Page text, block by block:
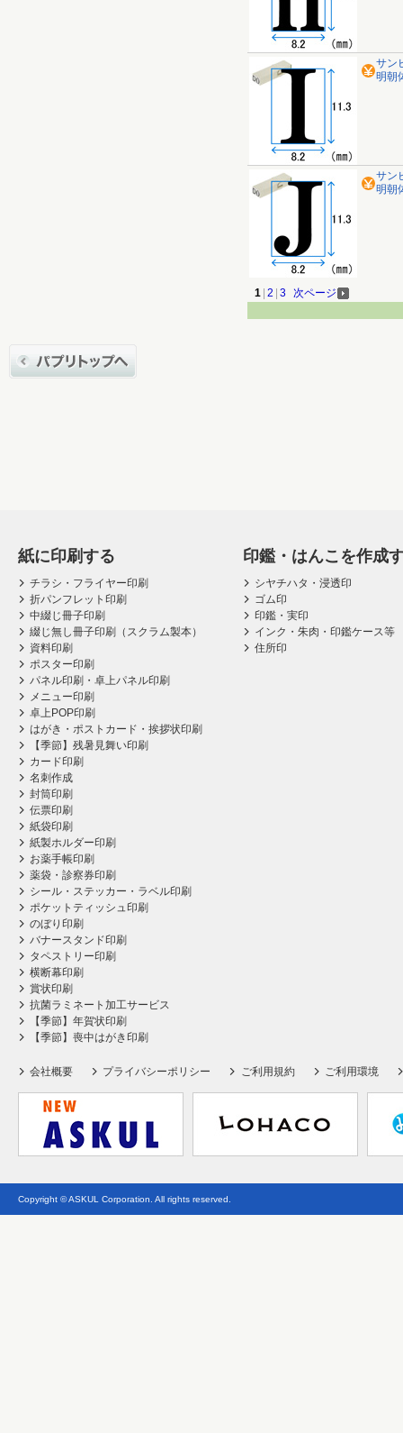
サン
明朝
サン
明朝
1 2 3 次ページ
紙に印刷する
チラシ・フライヤー印刷
折パンフレット印刷
中綴じ冊子印刷
綴じ無し冊子印刷（スクラム製本）
資料印刷
ポスター印刷
パネル印刷・卓上パネル印刷
メニュー印刷
卓上POP印刷
はがき・ポストカード・挨拶状印刷
【季節】残暑見舞い印刷
カード印刷
名刺作成
封筒印刷
伝票印刷
紙袋印刷
紙製ホルダー印刷
お薬手帳印刷
薬袋・診察券印刷
シール・ステッカー・ラベル印刷
ポケットティッシュ印刷
のぼり印刷
バナースタンド印刷
タペストリー印刷
横断幕印刷
賞状印刷
抗菌ラミネート加工サービス
【季節】年賀状印刷
【季節】喪中はがき印刷
印鑑・はんこを作成
シヤチハタ・浸透印
ゴム印
印鑑・実印
インク・朱肉・印鑑ケース等
住所印
会社概要 プライバシーポリシー ご利用規約 ご利用環境
Copyright © ASKUL Corporation. All rights reserved.